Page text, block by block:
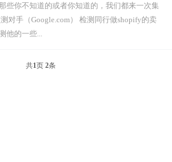
些你不知道的或者你知道的，我们都来一次集
对手（Google.com） 检测同行做shopify的卖
他的一些...
共1页 2条